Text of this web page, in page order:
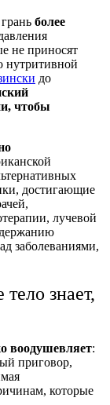
более
не приносят
нутритивной
до
чтобы
достигающие
лучевой
заболеваниями,
знает,
воодушевляет:
приговор,
которые